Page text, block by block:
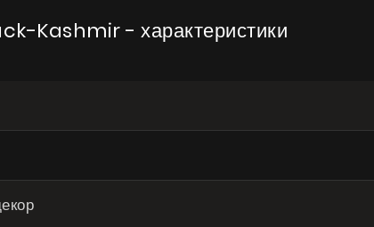
Kashmir - характеристики